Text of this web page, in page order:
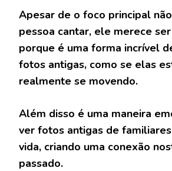
Apesar de o foco principal
pessoa cantar, ele merece
porque é uma forma incrível
fotos antigas, como se elas
realmente se movendo.
Além disso é uma maneira
ver fotos antigas de
vida, criando uma conexão
passado.